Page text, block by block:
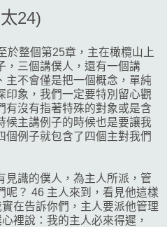
24)
於整個第25章，主在橄欖山上
，三個講僕人，還有一個講
主不會僅是把一個概念，單純
印象，我們一定要特別留心觀
有沒有指著特殊的對象或是含
候主講例子的時候也是要讓我
個例子就包含了四個主對我們
見識的僕人，為主人所派，管
呢？ 46 主人來到，看見他這樣
在告訴你們，主人要派他管理
裡說：我的主人必來得遲，